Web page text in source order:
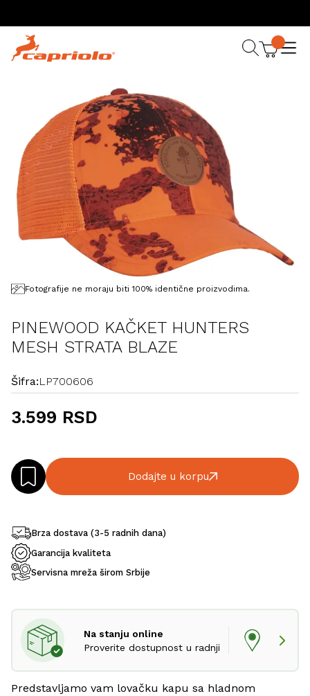
Fotografije ne moraju biti 100% identične proizvodima.
PINEWOOD KAČKET HUNTERS
MESH STRATA BLAZE
Šifra:LP700606
3.599 RSD
Dodajte u korpu
Brza dostava (3-5 radnih dana)
Garancija kvaliteta
Servisna mreža širom Srbije
Na stanju online
Proverite dostupnost u radnji
Predstavljamo vam lovačku kapu sa hladnom